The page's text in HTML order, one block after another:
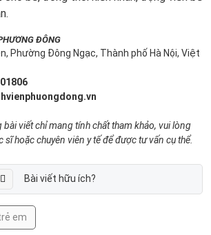
ĐÔNG
Phường Đông Ngạc, Thành phố Hà Nội, Việt
viết chỉ mang tính chất tham khảo, vui lòng
sĩ hoặc chuyên viên y tế để được tư vấn cụ thể.
Bài viết hữu ích?
em